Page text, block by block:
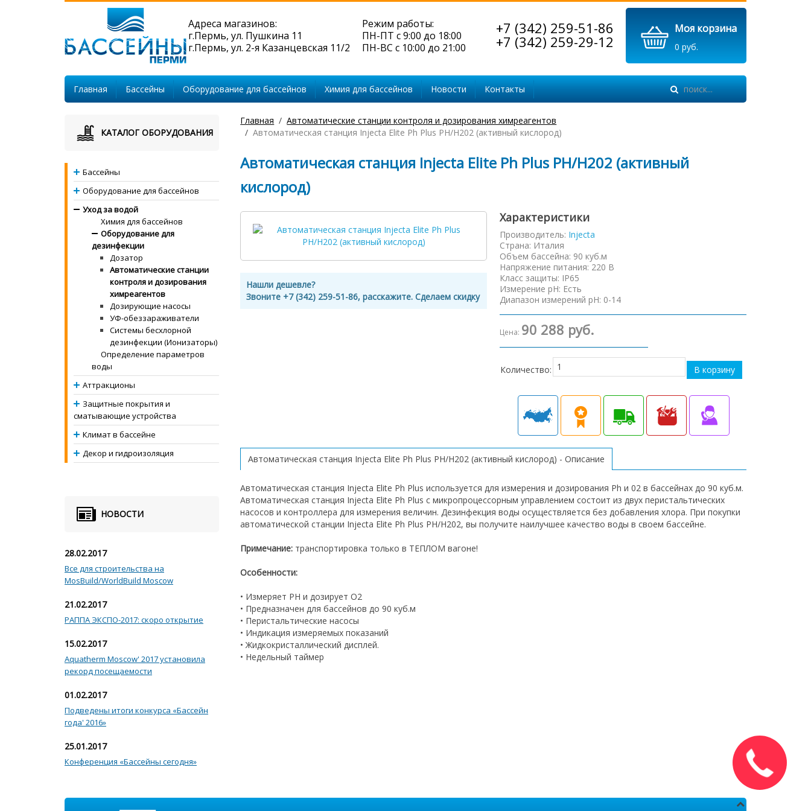
Моя корзина
0 руб.
+7 (342) 259-51-86
+7 (342) 259-29-12
Режим работы:
ПН-ПТ с 9:00 до 18:00
ПН-ВС с 10:00 до 21:00
Адреса магазинов:
г.Пермь, ул. Пушкина 11
г.Пермь, ул. 2-я Казанцевская 11/2
Главная Бассейны Оборудование для бассейнов Химия для бассейнов Новости Контакты
Главная
Автоматические станции контроля и дозирования химреагентов
Автоматическая станция Injecta Elite Ph Plus PH/H202 (активный кислород)
Автоматическая станция Injecta Elite Ph Plus PH/H202 (активный
кислород)
Нашли дешевле?
Звоните +7 (342) 259-51-86, расскажите. Сделаем скидку
Характеристики
Производитель: Injecta
Страна: Италия
Объем бассейна: 90 куб.м
Напряжение питания: 220 В
Класс защиты: IP65
Измерение pH: Есть
Диапазон измерений pH: 0-14
Цена: 90 288 руб.
Количество:
Автоматическая станция Injecta Elite Ph Plus PH/H202 (активный кислород) - Описание
Автоматическая станция Injecta Elite Ph Plus используется для измерения и дозирования Рh и 02 в бассейнах до 90 куб.м.
Автоматическая станция Injecta Elite Ph Plus с микропроцессорным управлением состоит из двух перистальтических
насосов и контроллера для измерения величин. Дезинфекция воды осуществляется без добавления хлора. При покупки
автоматической станции Injecta Elite Ph Plus PH/H202, вы получите наилучшее качество воды в своем бассейне.
Примечание: транспортировка только в ТЕПЛОМ вагоне!
Особенности:
• Измеряет РН и дозирует O2
• Предназначен для бассейнов до 90 куб.м
• Перистальтические насосы
• Индикация измеряемых показаний
• Жидкокристаллический дисплей.
• Недельный таймер
КАТАЛОГ ОБОРУДОВАНИЯ
Бассейны
Оборудование для бассейнов
Уход за водой
Химия для бассейнов
Оборудование для
дезинфекции
Дозатор
Автоматические станции
контроля и дозирования
химреагентов
Дозирующие насосы
УФ-обеззараживатели
Системы бесхлорной
дезинфекции (Ионизаторы)
Определение параметров
воды
Аттракционы
Защитные покрытия и
сматывающие устройства
Климат в бассейне
Декор и гидроизоляция
НОВОСТИ
28.02.2017
Все для строительства на
MosBuild/WorldBuild Moscow
21.02.2017
РАППА ЭКСПО-2017: скоро открытие
15.02.2017
Aquatherm Moscow' 2017 установила
рекорд посещаемости
01.02.2017
Подведены итоги конкурса «Бассейн
года' 2016»
25.01.2017
Конференция «Бассейны сегодня»